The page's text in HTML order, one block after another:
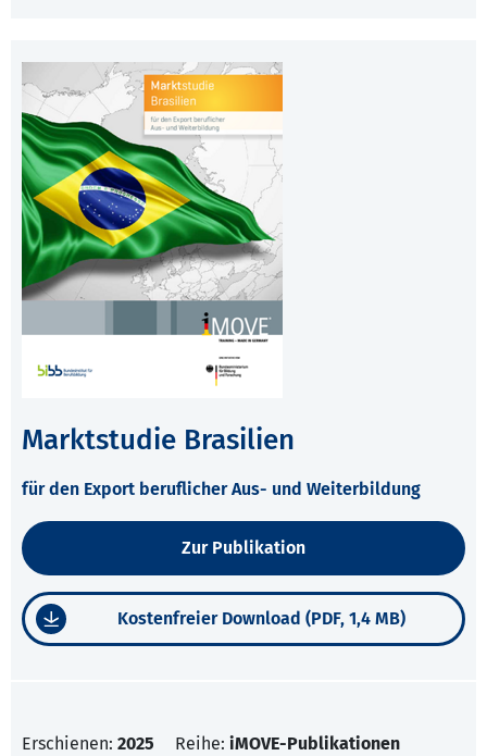
Marktstudie Brasilien
für den Export beruflicher Aus- und Weiterbildung
Zur Publikation
Kostenfreier Download (PDF, 1,4 MB)
Erschienen: 2025 Reihe: iMOVE-Publikationen